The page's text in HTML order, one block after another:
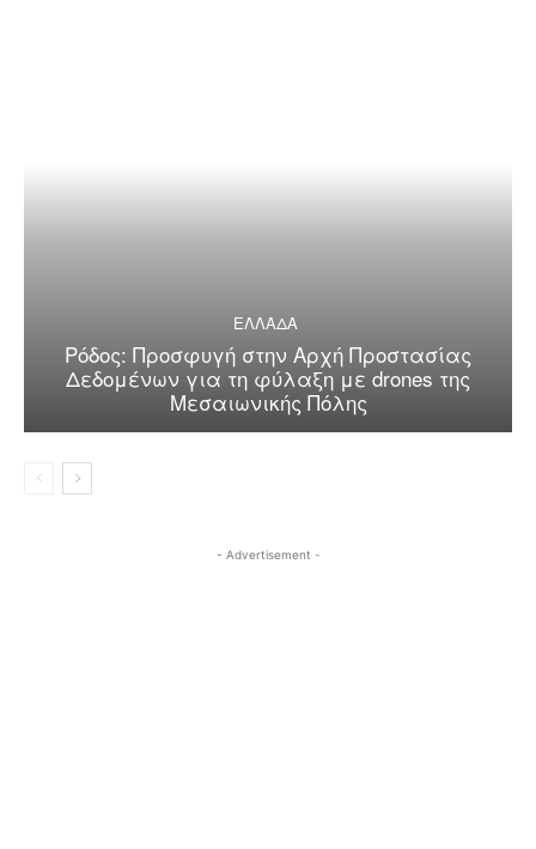
ΕΛΛΑΔΑ
Ρόδος: Προσφυγή στην Αρχή Προστασίας
Δεδομένων για τη φύλαξη με drones της
Μεσαιωνικής Πόλης
- Advertisement -